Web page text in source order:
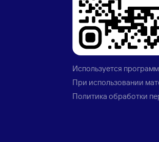
Используется
При использовании
Политика обработки